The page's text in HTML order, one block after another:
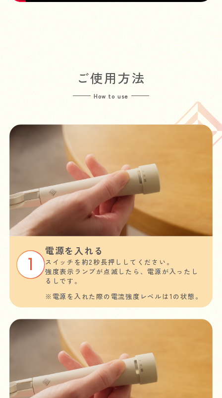
ご使用方法
How to use
電源を入れる
スイッチを約2秒長押ししてください。
強度表示ランプが点滅したら、電源が入ったし
るしです。
※電源を入れた際の電流強度レベルは1の状態。